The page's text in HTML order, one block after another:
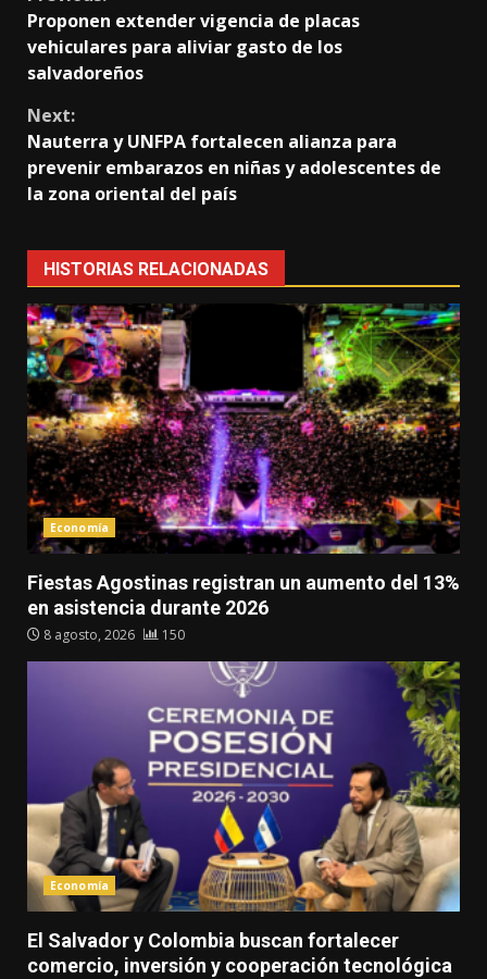
Reading
Proponen extender vigencia de placas
vehiculares para aliviar gasto de los
salvadoreños
Next:
Nauterra y UNFPA fortalecen alianza para
prevenir embarazos en niñas y adolescentes de
la zona oriental del país
HISTORIAS RELACIONADAS
Economía
Fiestas Agostinas registran un aumento del 13%
en asistencia durante 2026
8 agosto, 2026 150
Economía
El Salvador y Colombia buscan fortalecer
comercio, inversión y cooperación tecnológica